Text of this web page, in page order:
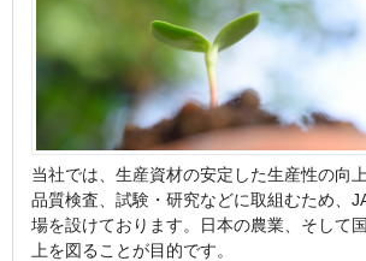
当社では、生産資材の安定した生産性の向
品質検査、試験・研究などに取組むため、
場を設けております。日本の農業、そして
上を図ることが目的です。